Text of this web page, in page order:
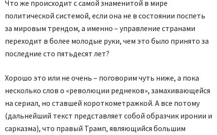
Что же происходит с самой знаменитой в мире
политической системой, если она не в состоянии поспеть
за мировым трендом, а именно – управление странами
переходит в более молодые руки, чем это было принято за
последние сто пятьдесят лет?
Хорошо это или не очень – поговорим чуть ниже, а пока
несколько слов о «революции реднеков», замахивающейся
на сериал, но ставшей короткометражкой. А все потому
(дальнейший текст представляет собой образчик иронии и
сарказма), что правый Трамп, являющийся большим